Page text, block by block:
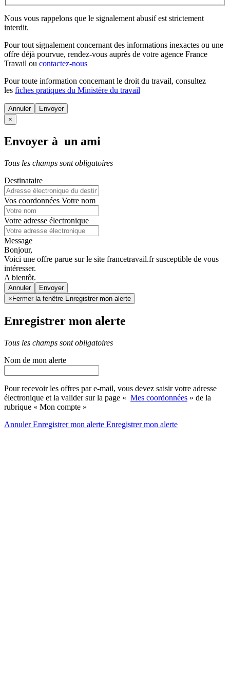
Nous vous rappelons que le signalement abusif est strictement
interdit.
Pour tout signalement concernant des informations inexactes ou une
offre déjà pourvue, rendez-vous auprès de votre agence France
Travail ou contactez-nous
Pour toute information concernant le droit du travail, consultez
les fiches pratiques du Ministère du travail
Annuler
×
Envoyer à un ami
Tous les champs sont obligatoires
Destinataire
Vos coordonnées Votre nom
Votre adresse électronique
Message
Bonjour,
Voici une offre parue sur le site francetravail.fr susceptible de vous
intéresser.
A bientôt.
Annuler
× Fermer la fenêtre Enregistrer mon alerte
Enregistrer mon alerte
Tous les champs sont obligatoires
Nom de mon alerte
Pour recevoir les offres par e-mail, vous devez saisir votre adresse
électronique et la valider sur la page « Mes coordonnées » de la
rubrique « Mon compte »
AnnulerEnregistrer mon alerte Enregistrermon alerte